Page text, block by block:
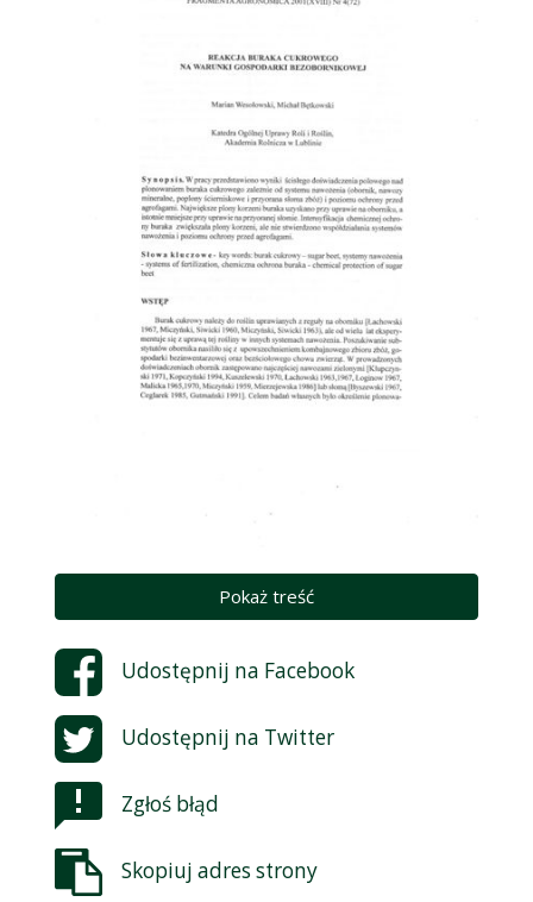
Pokaż treść
Udostępnij na Facebook
Udostępnij na Twitter
Zgłoś błąd
Skopiuj adres strony